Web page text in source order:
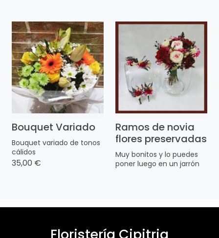
Bouquet Variado
Bouquet variado de tonos
cálidos
35,00 €
Ramos de novia
flores preservadas
Muy bonitos y lo puedes
poner luego en un jarrón